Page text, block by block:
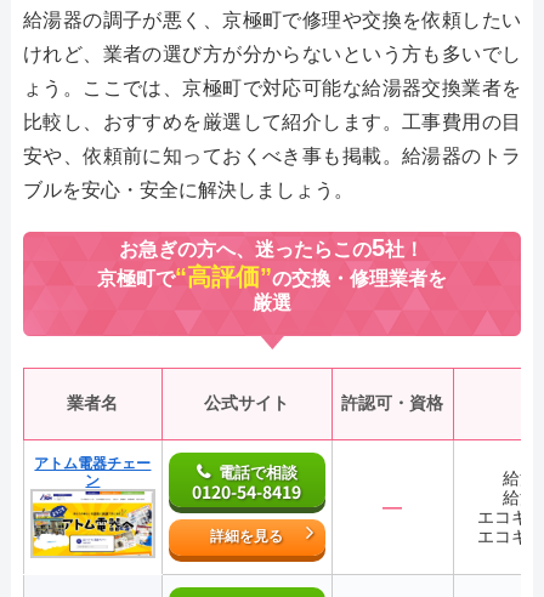
給湯器の調子が悪く、京極町で修理や交換を依頼したい
けれど、業者の選び方が分からないという方も多いでし
ょう。ここでは、京極町で対応可能な給湯器交換業者を
比較し、おすすめを厳選して紹介します。工事費用の目
安や、依頼前に知っておくべき事も掲載。給湯器のトラ
ブルを安心・安全に解決しましょう。
お急ぎの方へ、迷ったらこの5社！
京極町で“高評価”の交換・修理業者を
厳選
業者名 公式サイト 許認可・資格
アトム電器チェー
ン
電話で相談
0120-54-8419
詳細を見る
―
給湯
給湯
エコキ
エコキ